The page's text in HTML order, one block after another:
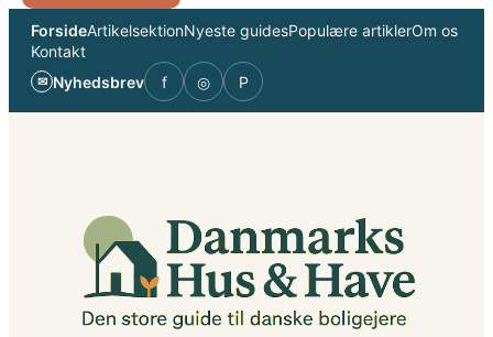
Spring
indhold
ForsideArtikelsektionNyeste guidesPopulære artiklerOm os
Kontakt
✉ Nyhedsbrev f ◎ P